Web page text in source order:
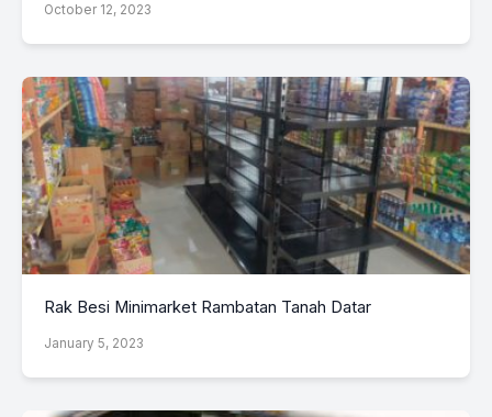
October 12, 2023
Rak Besi Minimarket Rambatan Tanah Datar
January 5, 2023